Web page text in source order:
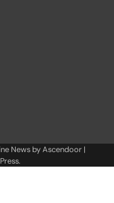
News byAscendoor |
.